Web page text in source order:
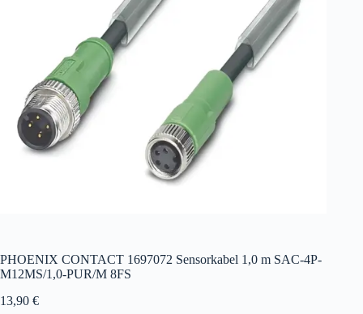
PHOENIX CONTACT 1697072 Sensorkabel 1,0 m SAC-4P-
M12MS/1,0-PUR/M 8FS
13,90 €